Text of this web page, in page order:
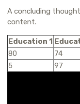
A concluding
content.
Education 1
80
74
5
97